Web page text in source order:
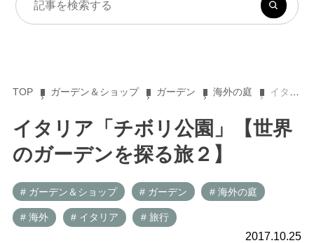
TOP ガーデン＆ショップ ガーデン 海外の庭 イタリア「チボリ公園」【世界のガーデンを探る旅２】
イタリア「チボリ公園」【世界
のガーデンを探る旅２】
# ガーデン＆ショップ # ガーデン # 海外の庭
# 海外 # イタリア # 旅行
2017.10.25